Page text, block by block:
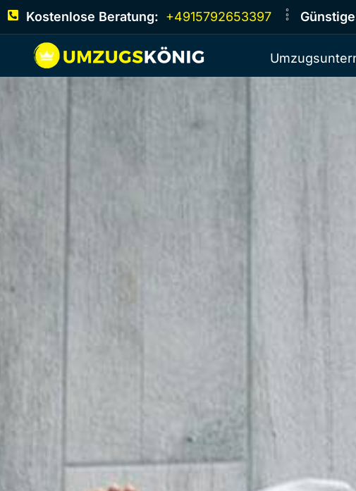
Kostenlose Beratung: +4915792653397